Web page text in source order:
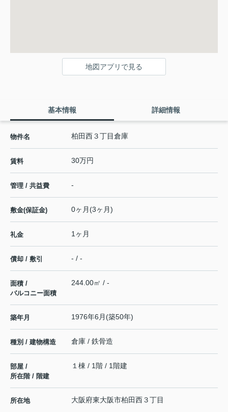
地図アプリで見る
基本情報 詳細情報
物件名 柏田西３丁目倉庫
賃料 30万円
管理 / 共益費 -
敷金(保証金) 0ヶ月(3ヶ月)
礼金 1ヶ月
償却 / 敷引 - / -
面積 /
バルコニー面積
244.00㎡ / -
築年月 1976年6月(築50年)
種別 / 建物構造 倉庫 / 鉄骨造
部屋 /
所在階 / 階建
１棟 / 1階 / 1階建
所在地 大阪府東大阪市柏田西３丁目